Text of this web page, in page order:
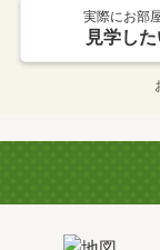
実際にお部
見学し